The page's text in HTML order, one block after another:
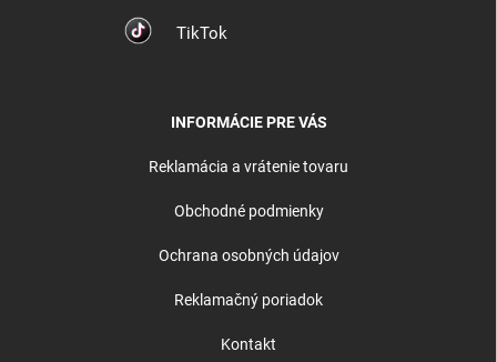
TikTok
INFORMÁCIE PRE VÁS
Reklamácia a vrátenie tovaru
Obchodné podmienky
Ochrana osobných údajov
Reklamačný poriadok
Kontakt